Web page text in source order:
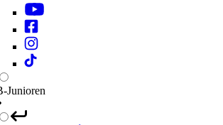
Junioren